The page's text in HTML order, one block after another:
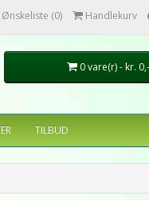
Ønskeliste (0) Handlekurv
0 vare(r) - kr. 0,-
TILBUD